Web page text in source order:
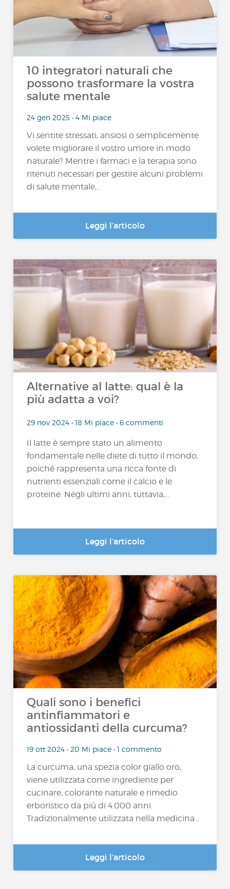
10 integratori naturali che
possono trasformare la vostra
salute mentale
24 gen 2025 • 4 Mi piace
Vi sentite stressati, ansiosi o semplicemente
volete migliorare il vostro umore in modo
naturale? Mentre i farmaci e la terapia sono
ritenuti necessari per gestire alcuni problemi
di salute mentale,...
Leggi l’articolo
Alternative al latte: qual è la
più adatta a voi?
29 nov 2024 • 18 Mi piace • 6 commenti
Il latte è sempre stato un alimento
fondamentale nelle diete di tutto il mondo,
poiché rappresenta una ricca fonte di
nutrienti essenziali come il calcio e le
proteine. Negli ultimi anni, tuttavia,...
Leggi l’articolo
Quali sono i benefici
antinfiammatori e
antiossidanti della curcuma?
19 ott 2024 • 20 Mi piace • 1 commento
La curcuma, una spezia color giallo oro,
viene utilizzata come ingrediente per
cucinare, colorante naturale e rimedio
erboristico da più di 4.000 anni.
Tradizionalmente utilizzata nella medicina...
Leggi l’articolo